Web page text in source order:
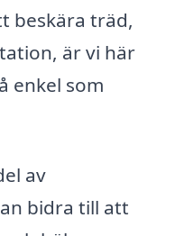
beskära träd,
är vi här
enkel som
av
bidra till att